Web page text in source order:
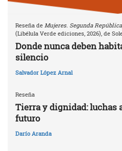
Reseña de Mujeres. Segunda
(Libélula Verde ediciones, 2026), de
Donde nunca deben
silencio
Salvador López Arnal
Reseña
Tierra y dignidad: luchas
futuro
Darío Aranda